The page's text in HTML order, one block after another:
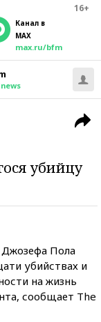
16+
Канал в
MAX
max.ru/bfm
убийцу
Пола
убийствах и
на жизнь
сообщает The